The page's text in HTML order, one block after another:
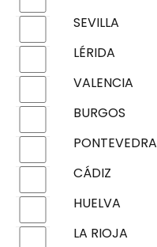
SEVILLA
LÉRIDA
VALENCIA
BURGOS
PONTEVEDRA
CÁDIZ
HUELVA
LA RIOJA